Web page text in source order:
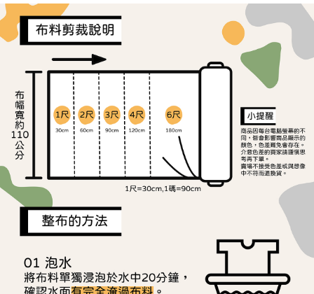
3.實際核准額度、可分期數及費用金額請依後續交易確認頁面所載為準。
4.訂單成立30分鐘內，如未前往確認交易或遇審核未通過，訂單將自動取
消。如遇「轉專審核」未通過狀況，表示未達大哥付你分期系統評分，恕無
法說明評估內容。
【繳款方式說明】
1.分期款項不併入電信帳單，「大哥付你分期」於每月結算日後寄送繳費提
2.透過簡訊連結打開帳單後，可選擇「超商條碼／台灣大直營門市／銀行轉
帳／街口支付／iPASS MONEY」等通路繳費。
【注意事項】
1.本服務係由「台灣大哥大股份有限公司」（以下簡稱本公司）所提供，讓
用戶於交易時，得透過本服務購買商品或服務，並由商店將買賣／分期付款
買賣價金債權讓與本公司後，依約使用本公司帳單繳交帳款。
2.基於同意付款使用「大哥付你分期」之契約關係目的，商店將以您的個人
資料（包含姓名、電話或地址）提供予台灣大哥大進項蒐集、處理及利用，
由本公司與您本人進行分期帳單所需資料之確認、核對及更正。
3.完整用戶服務條款，請詳閱以下連結：
便利好安心！
１．簡單：不需註冊會員、不需綁卡、不需儲值。
２．便利：只要手機號碼，簡訊認證，即可結帳。
【「AFTEE先享後付」結帳流程】
１．於結帳方式選擇「AFTEE先享後付」後，將跳轉至「AFTEE先享後付」
結帳頁面，進行簡訊認證並確認金額後，即可完成結帳。
２．訂單成立數日內，您將收到繳費通知簡訊。
３．收到繳費通知簡訊後14天內，點擊此簡訊中的連結，可透過四大超商／
ATM／網路銀行／等多元方式進行付款，方視為交易完成。
※ 請注意：結帳手續完成當下不需立刻繳費，但若您需要取消訂單，請聯絡
購買商品的店家。未經商家同意取消之訂單仍視為有效，需透過AFTEE先享
後付繳納相關費用。
※ 交易是否成功請以「AFTEE先享後付 」之結帳頁面顯示為準，若有關於
是否繳費成功／繳費後需取消欲退款等相關疑問，請聯繫「AFTEE先享後付
客戶支援中心」https://netprotections.freshdesk.com/support/home
【注意事項】
１．透過由恩沛科技股份有限公司提供之「AFTEE先享後付」服務完成之交
易，需依本服務之必要範圍內提供個人資料，並將交易相關給付款項請求債
權轉讓予恩沛科技股份有限公司。
２．關於個人資料處理事宜，請瀏覽以下網址：
運送方式
每筆NT$65，滿NT$1,500(含以上)免運費
7-11取貨付款
每筆NT$65，滿NT$1,500(含以上)免運費
宅配
每筆NT$150，滿NT$1,500(含以上)免運費
離島宅配
每筆NT$240